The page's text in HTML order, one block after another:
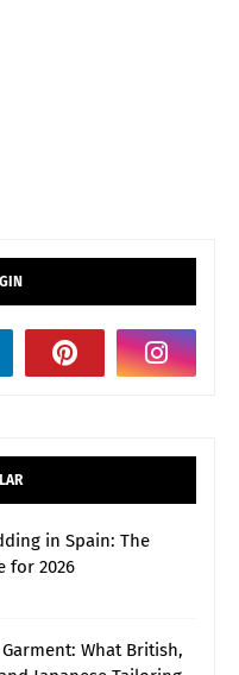
in Spain: The
for 2026
What British,